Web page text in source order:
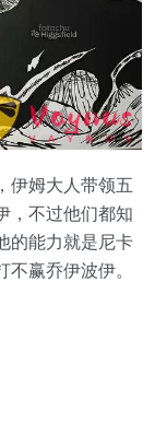
伊姆大人带领五
，不过他们都知
的能力就是尼卡
赢乔伊波伊。